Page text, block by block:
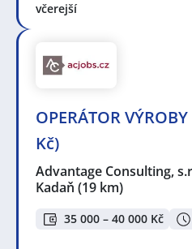
včerejší
OPERÁTOR
Kč)
Advantage Consulting,
Kadaň (19 km)
35 000 – 40 000 Kč